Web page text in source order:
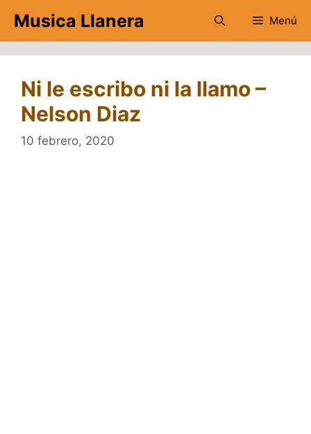
contenido
Musica Llanera Menú
Ni le escribo ni la llamo –
Nelson Diaz
10 febrero, 2020